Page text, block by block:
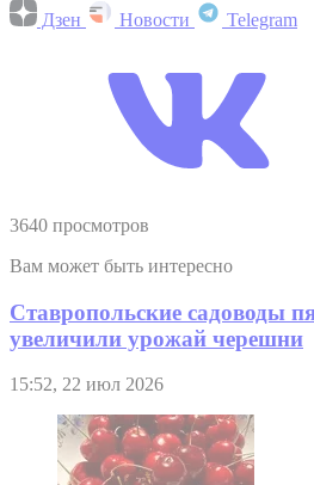
Дзен Новости Telegram
3640 просмотров
Вам может быть интересно
Ставропольские садоводы
увеличили урожай черешни
15:52, 22 июл 2026